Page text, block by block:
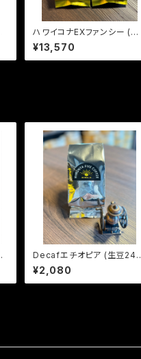
ハワイコナEXファンシー (生
豆600g)
¥13,570
Decafエチオピア (生豆240
g)
¥2,080